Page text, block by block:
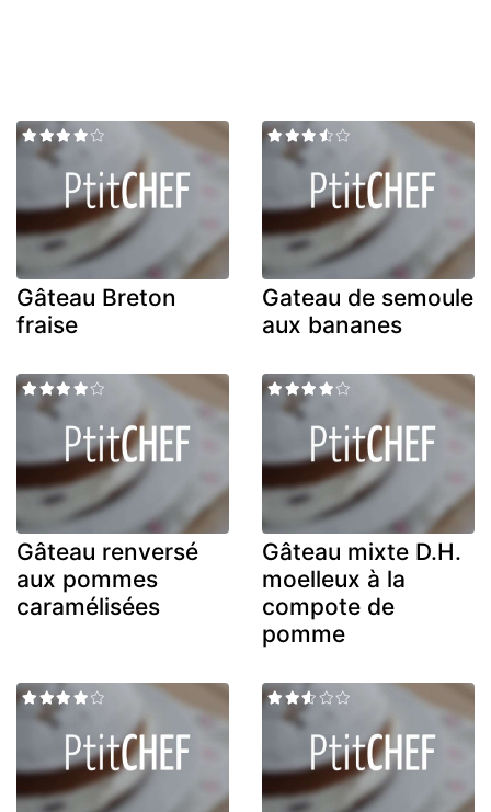
Gâteau Breton
fraise
Gateau de semoule
aux bananes
Gâteau renversé
aux pommes
caramélisées
Gâteau mixte D.H.
moelleux à la
compote de
pomme